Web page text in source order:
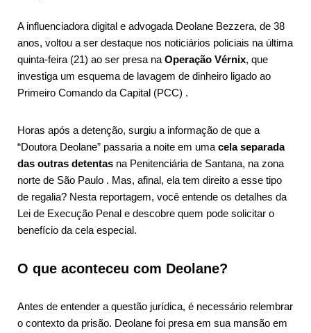
A influenciadora digital e advogada Deolane Bezzera, de 38
anos, voltou a ser destaque nos noticiários policiais na última
quinta-feira (21) ao ser presa na Operação Vérnix, que
investiga um esquema de lavagem de dinheiro ligado ao
Primeiro Comando da Capital (PCC) .
Horas após a detenção, surgiu a informação de que a
“Doutora Deolane” passaria a noite em uma cela separada
das outras detentas na Penitenciária de Santana, na zona
norte de São Paulo . Mas, afinal, ela tem direito a esse tipo
de regalia? Nesta reportagem, você entende os detalhes da
Lei de Execução Penal e descobre quem pode solicitar o
benefício da cela especial.
O que aconteceu com Deolane?
Antes de entender a questão jurídica, é necessário relembrar
o contexto da prisão. Deolane foi presa em sua mansão em